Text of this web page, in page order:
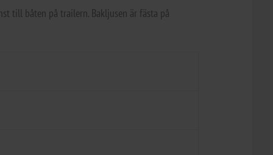
till båten på trailern. Bakljusen är fästa på